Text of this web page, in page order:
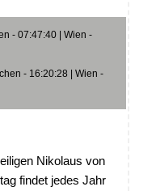
- 07:47:40 | Wien -
- 16:20:28 | Wien -
Nikolaus von
findet jedes Jahr